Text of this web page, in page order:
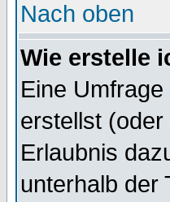
Nach oben
Wie erstelle
Eine
erstellst
Erlaubnis
unterhalb der